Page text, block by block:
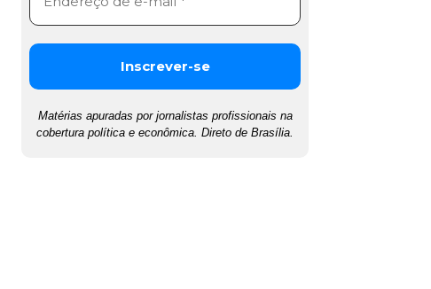
Matérias apuradas por jornalistas profissionais na
cobertura política e econômica. Direto de Brasília.